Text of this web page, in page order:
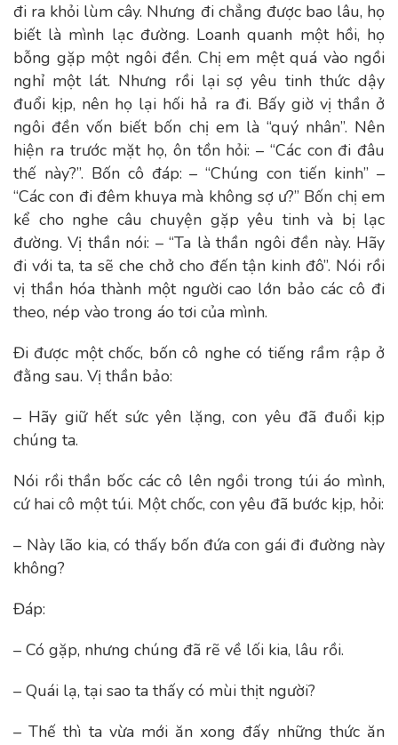
đi ra khỏi lùm cây. Nhưng đi chẳng được bao lâu, họ
biết là mình lạc đường. Loanh quanh một hồi, họ
bỗng gặp một ngôi đền. Chị em mệt quá vào ngồi
nghỉ một lát. Nhưng rồi lại sợ yêu tinh thức dậy
đuổi kịp, nên họ lại hối hả ra đi. Bấy giờ vị thần ở
ngôi đền vốn biết bốn chị em là “quý nhân”. Nên
hiện ra trước mặt họ, ôn tồn hỏi: – “Các con đi đâu
thế này?”. Bốn cô đáp: – “Chúng con tiến kinh” –
“Các con đi đêm khuya mà không sợ ư?” Bốn chị em
kể cho nghe câu chuyện gặp yêu tinh và bị lạc
đường. Vị thần nói: – “Ta là thần ngôi đền này. Hãy
đi với ta, ta sẽ che chở cho đến tận kinh đô”. Nói rồi
vị thần hóa thành một người cao lớn bảo các cô đi
theo, nép vào trong áo tơi của mình.
Đi được một chốc, bốn cô nghe có tiếng rầm rập ở
đằng sau. Vị thần bảo:
– Hãy giữ hết sức yên lặng, con yêu đã đuổi kịp
chúng ta.
Nói rồi thần bốc các cô lên ngồi trong túi áo mình,
cứ hai cô một túi. Một chốc, con yêu đã bước kịp, hỏi:
– Này lão kia, có thấy bốn đứa con gái đi đường này
không?
Đáp:
– Có gặp, nhưng chúng đã rẽ về lối kia, lâu rồi.
– Quái lạ, tại sao ta thấy có mùi thịt người?
– Thế thì ta vừa mới ăn xong đấy những thức ăn